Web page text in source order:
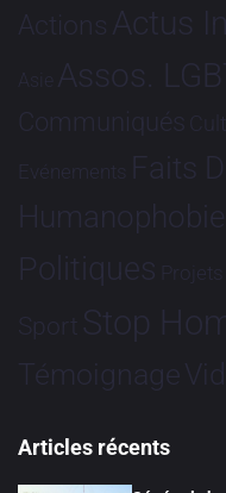
Actions Actus
Asie Assos.
Communiqués
Evénements Faits
Humanophobie
Politiques Projets
Sport Stop
Témoignage
Articles récents